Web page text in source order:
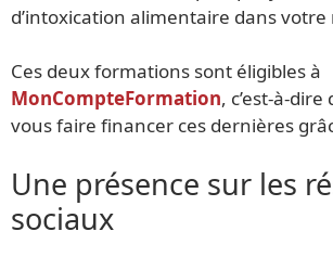
d’intoxication alimentaire dans
Ces deux formations sont éligibles à
MonCompteFormation, c’est-à-
vous faire financer ces dernières
Une présence sur les
sociaux